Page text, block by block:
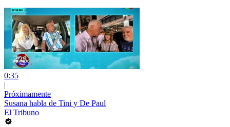
0:35
|
Próximamente
Susana habla de Tini y De Paul
El Tribuno